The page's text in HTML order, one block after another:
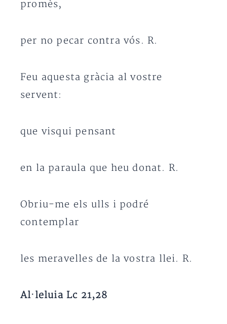
promès,
per no pecar contra vós. R.
Feu aquesta gràcia al vostre
servent:
que visqui pensant
en la paraula que heu donat. R.
Obriu-me els ulls i podré
contemplar
les meravelles de la vostra llei. R.
Al·leluia Lc 21,28